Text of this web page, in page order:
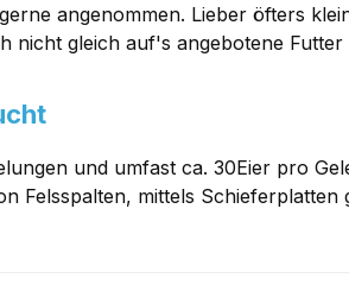
angenommen. Lieber öfters
nicht gleich auf's angebotene
und umfast ca. 30Eier pro
Felsspalten, mittels Schieferplatten